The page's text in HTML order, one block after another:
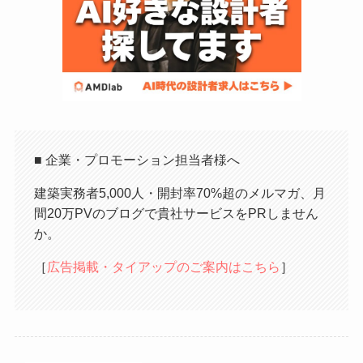
■ 企業・プロモーション担当者様へ
建築実務者5,000人・開封率70%超のメルマガ、月
間20万PVのブログで貴社サービスをPRしません
か。
［ 広告掲載・タイアップのご案内はこちら ］